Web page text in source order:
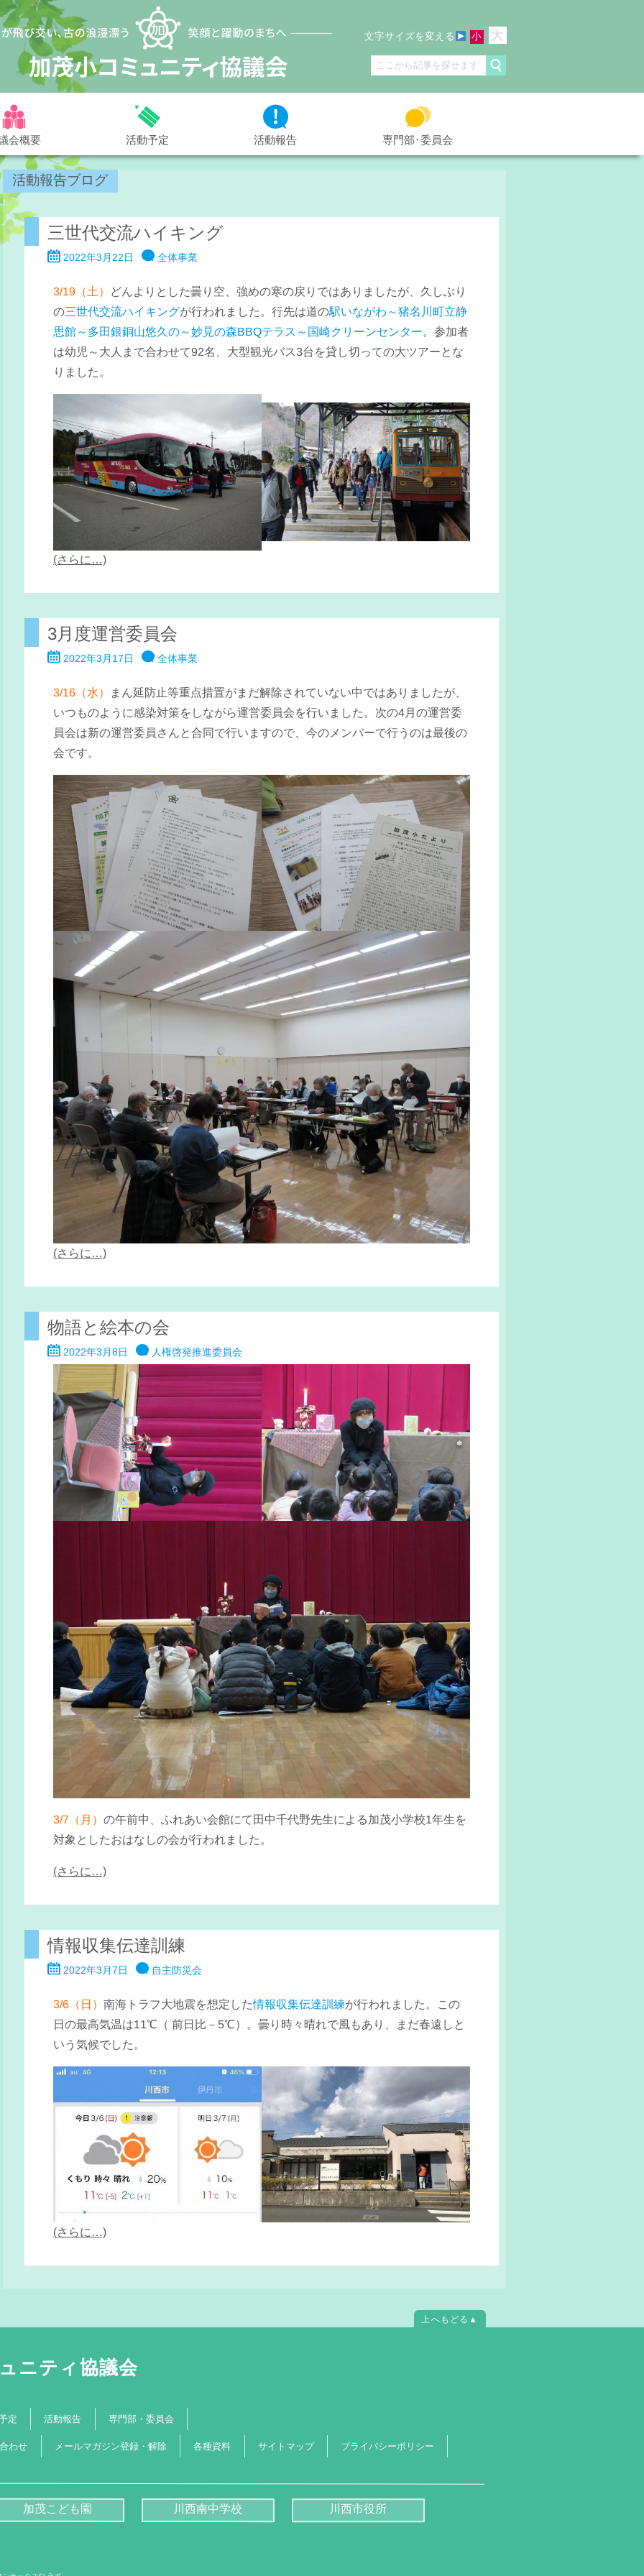
文字サイズを変える 小 大
会概要 活動予定 活動報告 専門部･委員会
活動報告ブログ
三世代交流ハイキング
2022年3月22日 全体事業
3/19（土） どんよりとした曇り空、強めの寒の戻りではありましたが、久しぶり
の三世代交流ハイキングが行われました。行先は道の駅いながわ～猪名川町立静
思館～多田銀銅山悠久の～妙見の森BBQテラス～国崎クリーンセンター。参加者
は幼児～大人まで合わせて92名、大型観光バス3台を貸し切っての大ツアーとな
りました。
(さらに…)
3月度運営委員会
2022年3月17日 全体事業
3/16（水） まん延防止等重点措置がまだ解除されていない中ではありましたが、
いつものように感染対策をしながら運営委員会を行いました。次の4月の運営委
員会は新の運営委員さんと合同で行いますので、今のメンバーで行うのは最後の
会です。
(さらに…)
物語と絵本の会
2022年3月8日 人権啓発推進委員会
3/7（月）の午前中、ふれあい会館にて田中千代野先生による加茂小学校1年生を
対象としたおはなしの会が行われました。
(さらに…)
情報収集伝達訓練
2022年3月7日 自主防災会
3/6（日）南海トラフ大地震を想定した情報収集伝達訓練が行われました。この
日の最高気温は11℃（ 前日比－5℃）。曇り時々晴れで風もあり、まだ春遠しと
いう気候でした。
(さらに…)
上へもどる▲
ニティ協議会
定 活動報告 専門部・委員会
わせ メールマガジン登録・解除 各種資料 サイトマップ プライバシーポリシー
加茂こども園 川西南中学校 川西市役所